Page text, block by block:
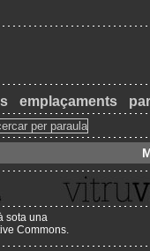
emplaçaments
sota una
Commons.